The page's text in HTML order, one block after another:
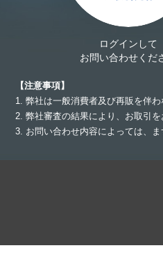
ログインして
お問い合わせくだ
【注意事項】
1. 弊社は一般消費者及び再販を伴
2. 弊社審査の結果により、お取引を
3. お問い合わせ内容によっては、